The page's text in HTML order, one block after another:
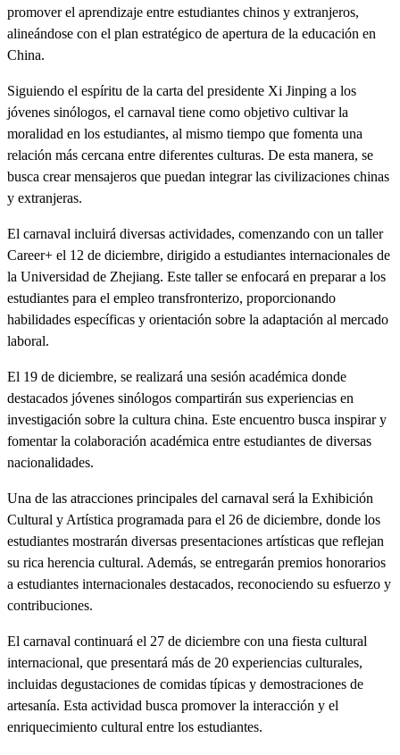
promover el aprendizaje entre estudiantes chinos y extranjeros,
alineándose con el plan estratégico de apertura de la educación en
China.
Siguiendo el espíritu de la carta del presidente Xi Jinping a los
jóvenes sinólogos, el carnaval tiene como objetivo cultivar la
moralidad en los estudiantes, al mismo tiempo que fomenta una
relación más cercana entre diferentes culturas. De esta manera, se
busca crear mensajeros que puedan integrar las civilizaciones chinas
y extranjeras.
El carnaval incluirá diversas actividades, comenzando con un taller
Career+ el 12 de diciembre, dirigido a estudiantes internacionales de
la Universidad de Zhejiang. Este taller se enfocará en preparar a los
estudiantes para el empleo transfronterizo, proporcionando
habilidades específicas y orientación sobre la adaptación al mercado
laboral.
El 19 de diciembre, se realizará una sesión académica donde
destacados jóvenes sinólogos compartirán sus experiencias en
investigación sobre la cultura china. Este encuentro busca inspirar y
fomentar la colaboración académica entre estudiantes de diversas
nacionalidades.
Una de las atracciones principales del carnaval será la Exhibición
Cultural y Artística programada para el 26 de diciembre, donde los
estudiantes mostrarán diversas presentaciones artísticas que reflejan
su rica herencia cultural. Además, se entregarán premios honorarios
a estudiantes internacionales destacados, reconociendo su esfuerzo y
contribuciones.
El carnaval continuará el 27 de diciembre con una fiesta cultural
internacional, que presentará más de 20 experiencias culturales,
incluidas degustaciones de comidas típicas y demostraciones de
artesanía. Esta actividad busca promover la interacción y el
enriquecimiento cultural entre los estudiantes.